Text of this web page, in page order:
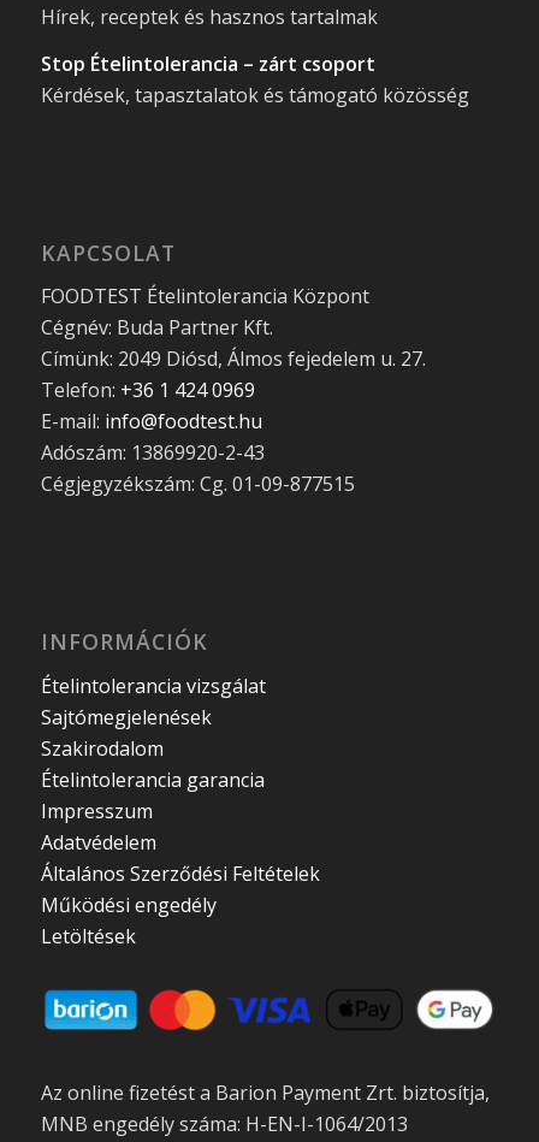
Hírek, receptek és hasznos tartalmak
Stop Ételintolerancia – zárt csoport
Kérdések, tapasztalatok és támogató közösség
KAPCSOLAT
FOODTEST Ételintolerancia Központ
Cégnév: Buda Partner Kft.
Címünk: 2049 Diósd, Álmos fejedelem u. 27.
Telefon: +36 1 424 0969
E-mail: info@foodtest.hu
Adószám: 13869920-2-43
Cégjegyzékszám: Cg. 01-09-877515
INFORMÁCIÓK
Ételintolerancia vizsgálat
Sajtómegjelenések
Szakirodalom
Ételintolerancia garancia
Impresszum
Adatvédelem
Általános Szerződési Feltételek
Működési engedély
Letöltések
Az online fizetést a Barion Payment Zrt. biztosítja,
MNB engedély száma: H-EN-I-1064/2013